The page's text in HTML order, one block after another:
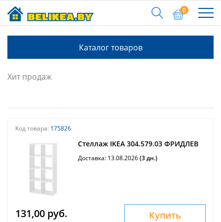
0
Каталог товаров
Хит продаж
Код товара: 175826
Стеллаж IKEA 304.579.03 ФРИДЛЕВ
Доставка: 13.08.2026(3 дн.)
131,00 руб. Купить